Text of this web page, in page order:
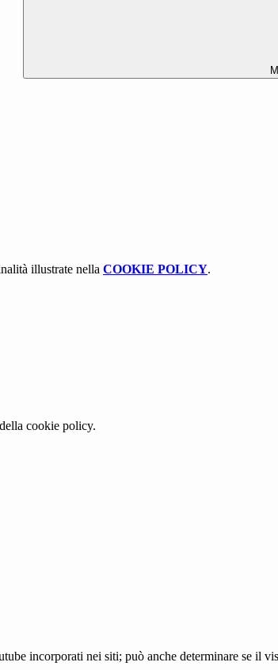
illustrate nella COOKIE POLICY.
cookie policy.
incorporati nei siti; può anche determinare se il